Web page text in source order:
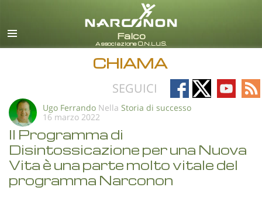
italiano
CHIAMA
SEGUICI
Follow
on
Follow
on
Follow
on
on
Ugo Ferrando Nella Storia di successo
16 marzo 2022
Il Programma di
Disintossicazione per una Nuova
Vita è una parte molto vitale del
programma Narconon